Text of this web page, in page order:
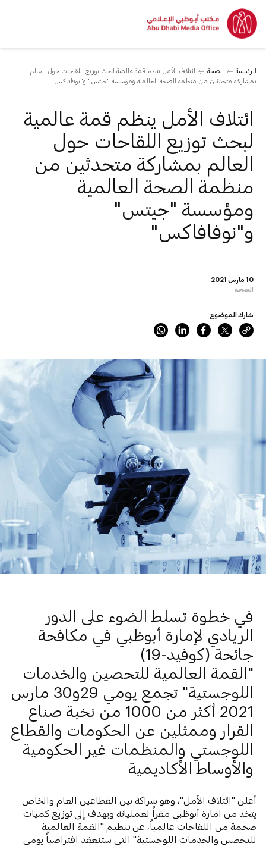
الرئيسية الصحة
ائتلاف الأمل ينظم قمة عالمية لبحث توزيع اللقاحات حول العالم
بمشاركة متحدثين من منظمة الصحة العالمية ومؤسسة "جيتس" و"نوفافاكس"
10 مارس 2021
الصحة
ائتلاف الأمل ينظم قمة عالمية
لبحث توزيع اللقاحات حول
العالم بمشاركة متحدثين من
منظمة الصحة العالمية
ومؤسسة "جيتس"
و"نوفافاكس"
في خطوة تسلط الضوء على الدور
الريادي لإمارة أبوظبي في مكافحة
جائحة (كوفيد-19)
"القمة العالمية للتحصين والخدمات
اللوجستية" تجمع يومي 29و30 مارس
2021 أكثر من 1000 من نخبة
صناع
القرار وممثلين عن الحكومات والقطاع
اللوجستي والمنظمات غير الحكومية
والأوساط الأكاديمية
شارك الموضوع
أعلن "ائتلاف الأمل"، وهو شراكة بين القطاعين العام والخاص
يتخذ من امارة أبوظبي مقراً لعملياته ويهدف إلى توزيع كميات
ضخمة من اللقاحات عالمياً، عن تنظيم "القمة العالمية
للتحصين والخدمات اللوجستية" التي ستنعقد افتراضياً يومي